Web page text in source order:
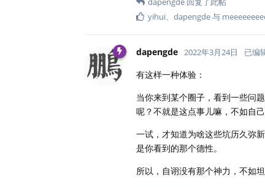
yihui、 dapengde与
dapengde 2022年3月24日 已编
有这样一种体验：
当你来到某个圈子，看到一些问
呢？不就是这点事儿嘛，不如自
一试，才知道为啥这些坑历久弥
是你看到的那个德性。
所以，自诩没有那个神力，不如